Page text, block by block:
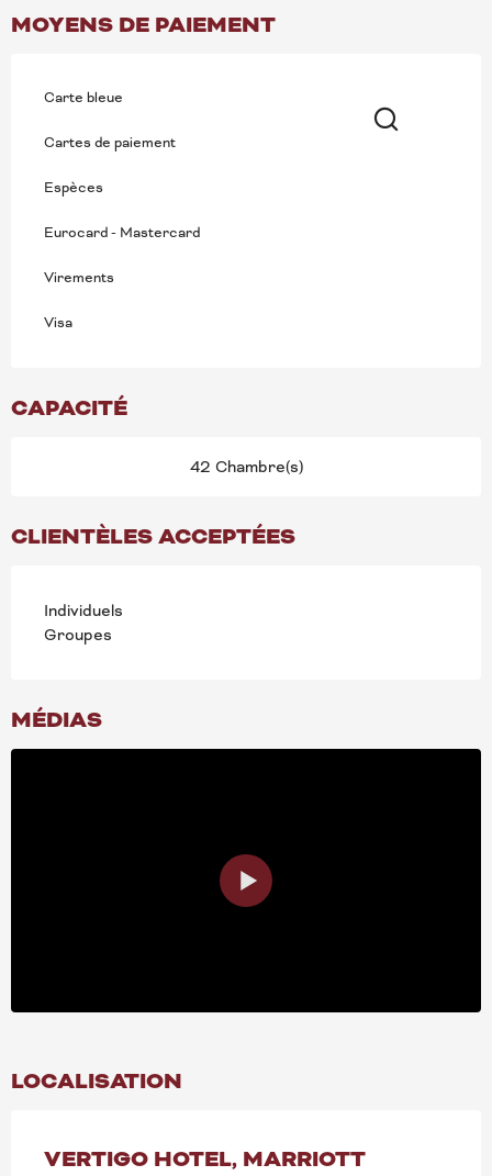
MOYENS DE PAIEMENT
Carte bleue
Cartes de paiement
Espèces
Eurocard - Mastercard
Virements
Visa
CAPACITÉ
42 Chambre(s)
CLIENTÈLES ACCEPTÉES
Individuels
Groupes
MÉDIAS
LOCALISATION
VERTIGO HOTEL, MARRIOTT